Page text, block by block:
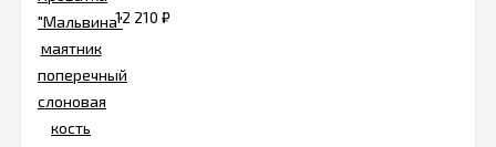
12 210 ₽